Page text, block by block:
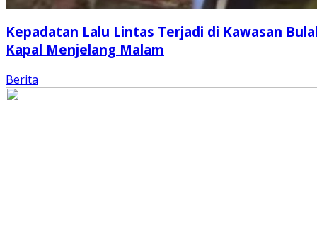
Kepadatan Lalu Lintas Terjadi di Kawasan
Kapal Menjelang Malam
Berita